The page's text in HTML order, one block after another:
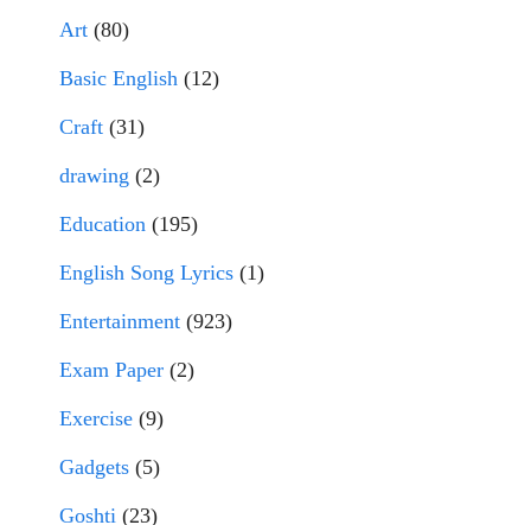
Art (80)
Basic English (12)
Craft (31)
drawing (2)
Education (195)
English Song Lyrics (1)
Entertainment (923)
Exam Paper (2)
Exercise (9)
Gadgets (5)
Goshti (23)